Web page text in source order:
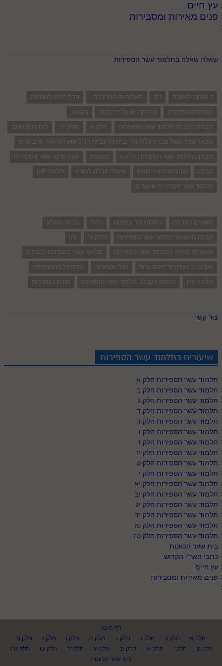
עץ חיים
פנים מאירות ומסבירות
שאלה שאלה בתלמוד עשר הספירות
ד נשמה לנשמה דם האבות הן המרכבה .
הדף היומי לשמיעה
הסתכלות פנימית
הרחקה או על ידי מסך
והבשר
חכמת הקבלה תלמוד עשר הספירות
חלק א חלק י"ד
לוח הדף היומי
מבאר שכל נאצל ונברא כלול מד' בחינות עביות הנ"ל שהן נקראות חו"ב תו"מ
מבחן בתלמוד עשר הספירות חלק ג
מצנפת
עץ החיים- עשר הספירות
קבלה
שהנפש היא רוחנית שיעורי קבלה לנשים
תלמוד pdf
תלמוד עשר הספירות שיעורים
מושגים בקבלה כלולות מד' בחינות כללי
קבלה מעליון
קבלה מהמקור תלמוד עשר הספירות
חלק א'
נהי
שיעורים לצפיה בתלמוד עשר הספירות
תלמוד עשר הספירות להורדה
ואבנט. כי אותן הד' דכהן גדול
ועור. וכמש"ה
להתחיל מההתחלה
חלק ו' עיון
חכמת הקבלה תלמוד עשר הספירות תורת הספירות
צור קשר
שיעורים בתלמוד עשר הספירות
תלמוד עשר הספירות חלק א
תלמוד עשר הספירות חלק ב
תלמוד עשר הספירות חלק ג
תלמוד עשר הספירות חלק ד
תלמוד עשר הספירות חלק ה
תלמוד עשר הספירות חלק ו
תלמוד עשר הספירות חלק ז
תלמוד עשר הספירות חלק ח
תלמוד עשר הספירות חלק ט
תלמוד עשר הספירות חלק י
תלמוד עשר הספירות חלק יא
תלמוד עשר הספירות חלק יב
תלמוד עשר הספירות חלק יג
תלמוד עשר הספירות חלק יד
תלמוד עשר הספירות חלק טו
תלמוד עשר הספירות חלק טז
בית שער הכוונות
כתבי האר"י הקדוש
עץ חיים
פנים מאירות ומסבירות
דף היומי
חלק א
חלק ב חלק ג חלק ד חלק ה חלק ו חלק ז
חלק ח
חלק ט
חלק י חלק יא חלק יב חלק יג חלק יד חלק טו
חלק ט"ז
בית שער הכוונות